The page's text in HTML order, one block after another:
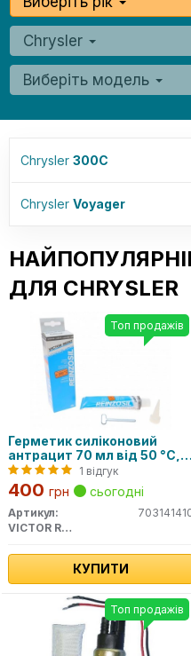
Chrysler
Виберіть модель
Chrysler 300C
Chrysler Voyager
ДЛЯ CHRYSLER
Герметик силіконовий
антрацит 70 мл від 50 °C,
до 320 °C 1 відгук
400 грн сьогодні
Артикул:
VICTOR REINZ
КУПИТИ
Топ продажів
Топ продажів